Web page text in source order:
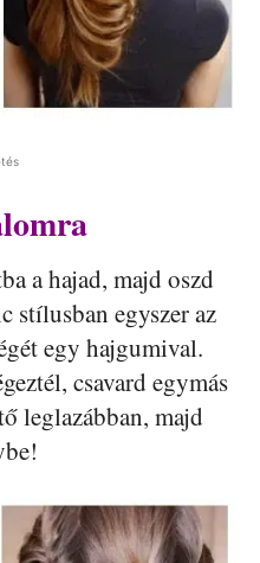
a hajad, majd oszd
stílusban egyszer az
egy hajgumival.
csavard egymás
leglazábban, majd